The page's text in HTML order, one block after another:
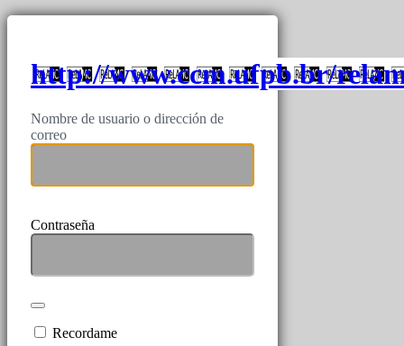
http://www.ccm.ufpb.br/
Nombre de usuario o dirección de
correo
Contraseña
Recordame